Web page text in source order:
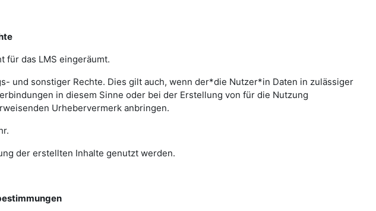
für das LMS eingeräumt.
und sonstiger Rechte. Dies gilt auch, wenn der*die Nutzer*in Daten in zulässiger
in diesem Sinne oder bei der Erstellung von für die Nutzung
Urhebervermerk anbringen.
der erstellten Inhalte genutzt werden.